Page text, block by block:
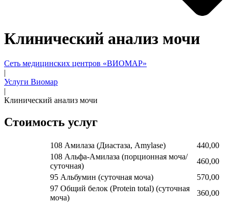
Клинический анализ мочи
Сеть медицинских центров «ВИОМАР»
|
Услуги Виомар
|
Клинический анализ мочи
Стоимость услуг
108 Амилаза (Диастаза, Amylase)
440,00
108 Альфа-Амилаза (порционная моча/
суточная)
460,00
95 Альбумин (суточная моча)
570,00
97 Общий белок (Protein total) (суточная
моча)
360,00